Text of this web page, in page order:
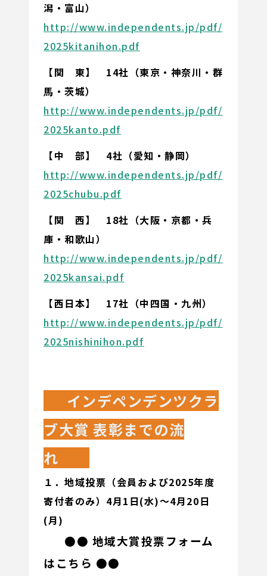
潟・富山）
http://www.independents.jp/pdf/
2025kitanihon.pdf
【関 東】 14社（東京・神奈川・群
馬・茨城）
http://www.independents.jp/pdf/
2025kanto.pdf
【中 部】 4社（愛知・静岡）
http://www.independents.jp/pdf/
2025chubu.pdf
【関 西】 18社（大阪・京都・兵
庫・和歌山）
http://www.independents.jp/pdf/
2025kansai.pdf
【西日本】 17社（中四国・九州）
http://www.independents.jp/pdf/
2025nishinihon.pdf
インデペンデンツクラ
ブ大賞 表彰までの流
れ
１．地域投票（会員および2025年度
寄付者のみ）4月1日(水)～4月20日
(月)
●● 地域大賞投票フォーム
はこちら ●●